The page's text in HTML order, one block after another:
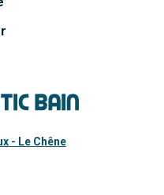
- Le Chêne